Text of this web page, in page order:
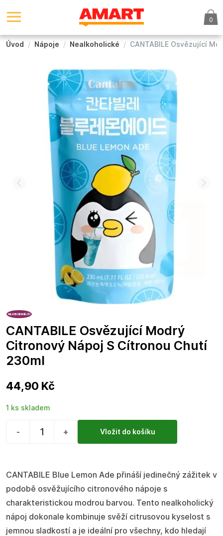
Úvod Nápoje Nealkoholické CANTABILE Osvězující
NEJOBLÍBENĚJŠÍ
CANTABILE Osvězující Modrý
Citronový Nápoj S Cítronou Chutí
230ml
44,90 Kč
1 ks skladem
- +
CANTABILE Blue Lemon Ade přináší jedinečný zážitek v
podobě osvěžujícího citronového nápoje s
charakteristickou modrou barvou. Tento nealkoholický
nápoj dokonale kombinuje svěží citrusovou kyselost s
jemnou sladkostí a je ideální pro všechny, kdo hledají
0